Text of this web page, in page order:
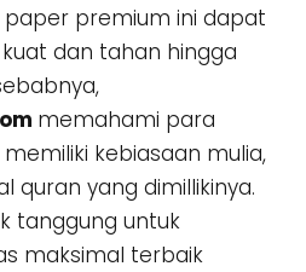
paper premium ini dapat
dan tahan hingga
memahami para
kebiasaan mulia,
quran yang dimillikinya.
tanggung untuk
maksimal terbaik